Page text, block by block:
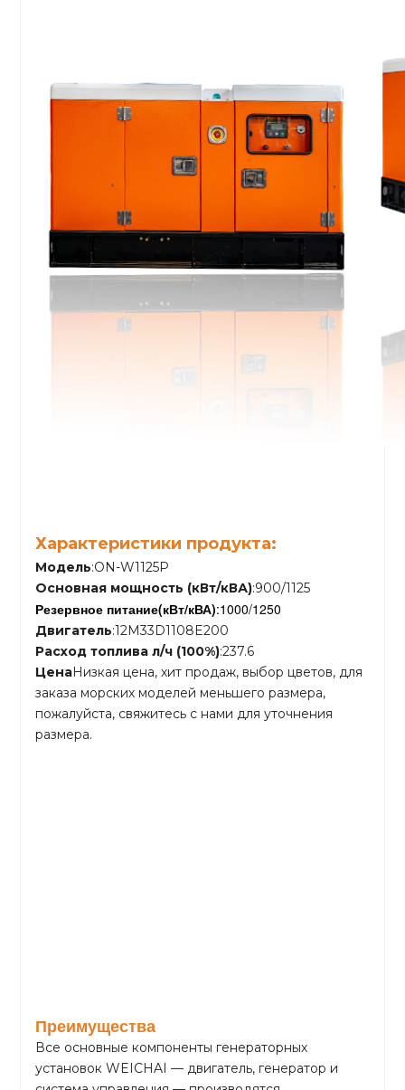
Характеристики продукта:
Модель:ON-W1125P
Основная мощность (кВт/кВА):900/1125
Резервное питание(кВт/кВА):1000/1250
Двигатель:12M33D1108E200
Расход топлива л/ч (100%):237.6
ЦенаНизкая цена, хит продаж, выбор цветов, для
заказа морских моделей меньшего размера,
пожалуйста, свяжитесь с нами для уточнения
размера.
Преимущества
Все основные компоненты генераторных
установок WEICHAI — двигатель, генератор и